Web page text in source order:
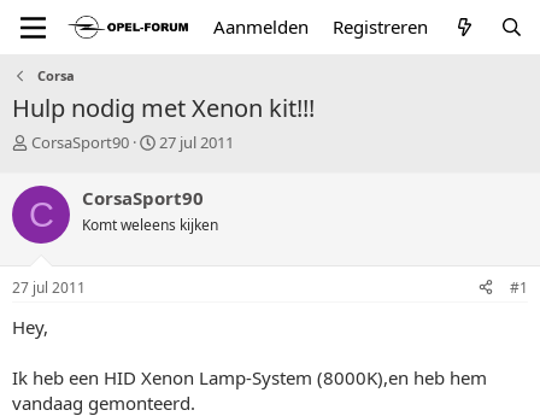
Aanmelden Registreren
Corsa
Hulp nodig met Xenon kit!!!
T
p
i
c
s
a
t
r
CorsaSport90
S
r
t
a
27 jul 2011
C CorsaSport90
Komt weleens kijken
27 jul 2011 #1
Hey,
Ik heb een HID Xenon Lamp-System (8000K),en heb hem
vandaag gemonteerd.